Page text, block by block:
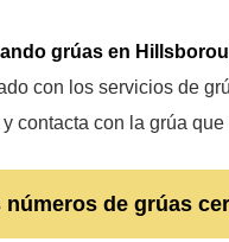
grúas en
con los servicios de
contacta con la grúa
números de grúas